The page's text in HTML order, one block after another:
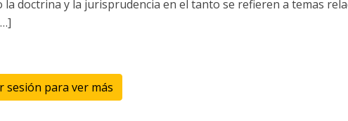
la doctrina y la jurisprudencia en el tanto se refieren a temas
sesión para ver más